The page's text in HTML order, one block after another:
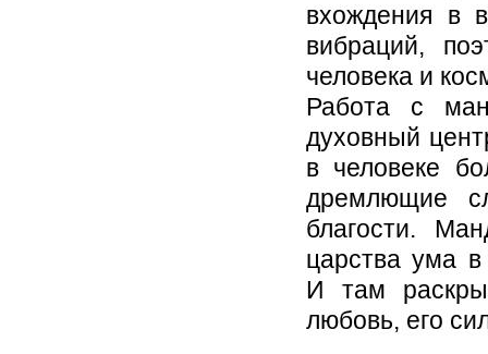
вхождения в
вибраций,
человека и
Работа с
духовный
в человеке
дремлющие
благости.
царства ума в
И там
любовь, его